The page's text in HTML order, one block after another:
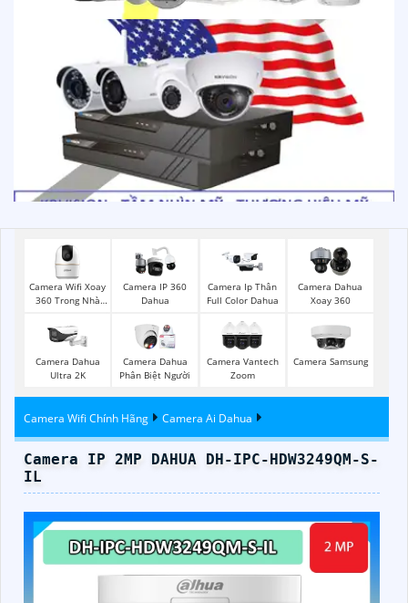
Camera Wifi Xoay
360 Trong Nhà
Camera IP 360
Dahua
Camera Ip Thân
Full Color Dahua
Camera Dahua
Xoay 360
Camera Dahua
Ultra 2K
Camera Dahua
Phân Biệt Người
Camera Vantech
Zoom
Camera Samsung
Camera Wifi Chính Hãng Camera Ai Dahua
Camera IP 2MP DAHUA DH-IPC-HDW3249QM-S-
IL